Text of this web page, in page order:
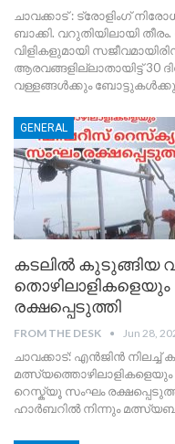
ചാവക്കാട് : ട്രോളിംഗ്
ബാക്കി. വറുതിയിലായി
വിളികളുമായി
ആരവങ്ങളില്ലാതായിട്ട് 30
വള്ളങ്ങൾക്കും
GENERAL
കടലില്‍ കുടുങ്ങിയ
രക്ഷപ്പെടുത്തി
FROM THE DESK Jun 28,
ചാവക്കാട്: എൻജിൻ നിലച്ച്
റെസ്ക്യൂ സംഘം
ഹാർബറിൽ നിന്നും